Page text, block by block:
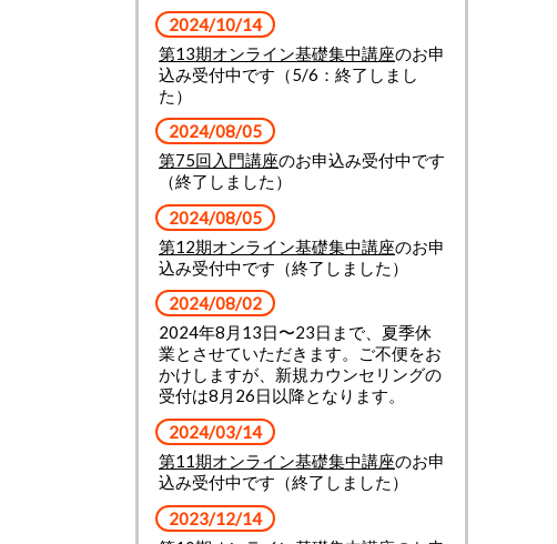
2024/10/14
第13期オンライン基礎集中講座のお申
込み受付中です（5/6：終了しまし
た）
2024/08/05
第75回入門講座のお申込み受付中です
（終了しました）
2024/08/05
第12期オンライン基礎集中講座のお申
込み受付中です（終了しました）
2024/08/02
2024年8月13日〜23日まで、夏季休
業とさせていただきます。ご不便をお
かけしますが、新規カウンセリングの
受付は8月26日以降となります。
2024/03/14
第11期オンライン基礎集中講座のお申
込み受付中です（終了しました）
2023/12/14